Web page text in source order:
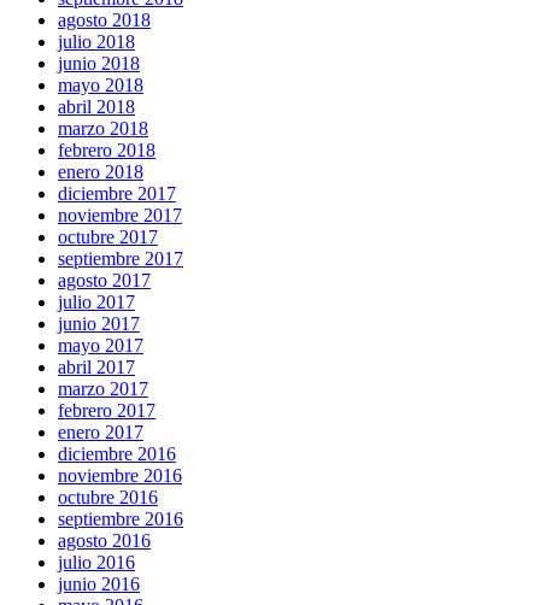
agosto 2018
julio 2018
junio 2018
mayo 2018
abril 2018
marzo 2018
febrero 2018
enero 2018
diciembre 2017
noviembre 2017
octubre 2017
septiembre 2017
agosto 2017
julio 2017
junio 2017
mayo 2017
abril 2017
marzo 2017
febrero 2017
enero 2017
diciembre 2016
noviembre 2016
octubre 2016
septiembre 2016
agosto 2016
julio 2016
junio 2016